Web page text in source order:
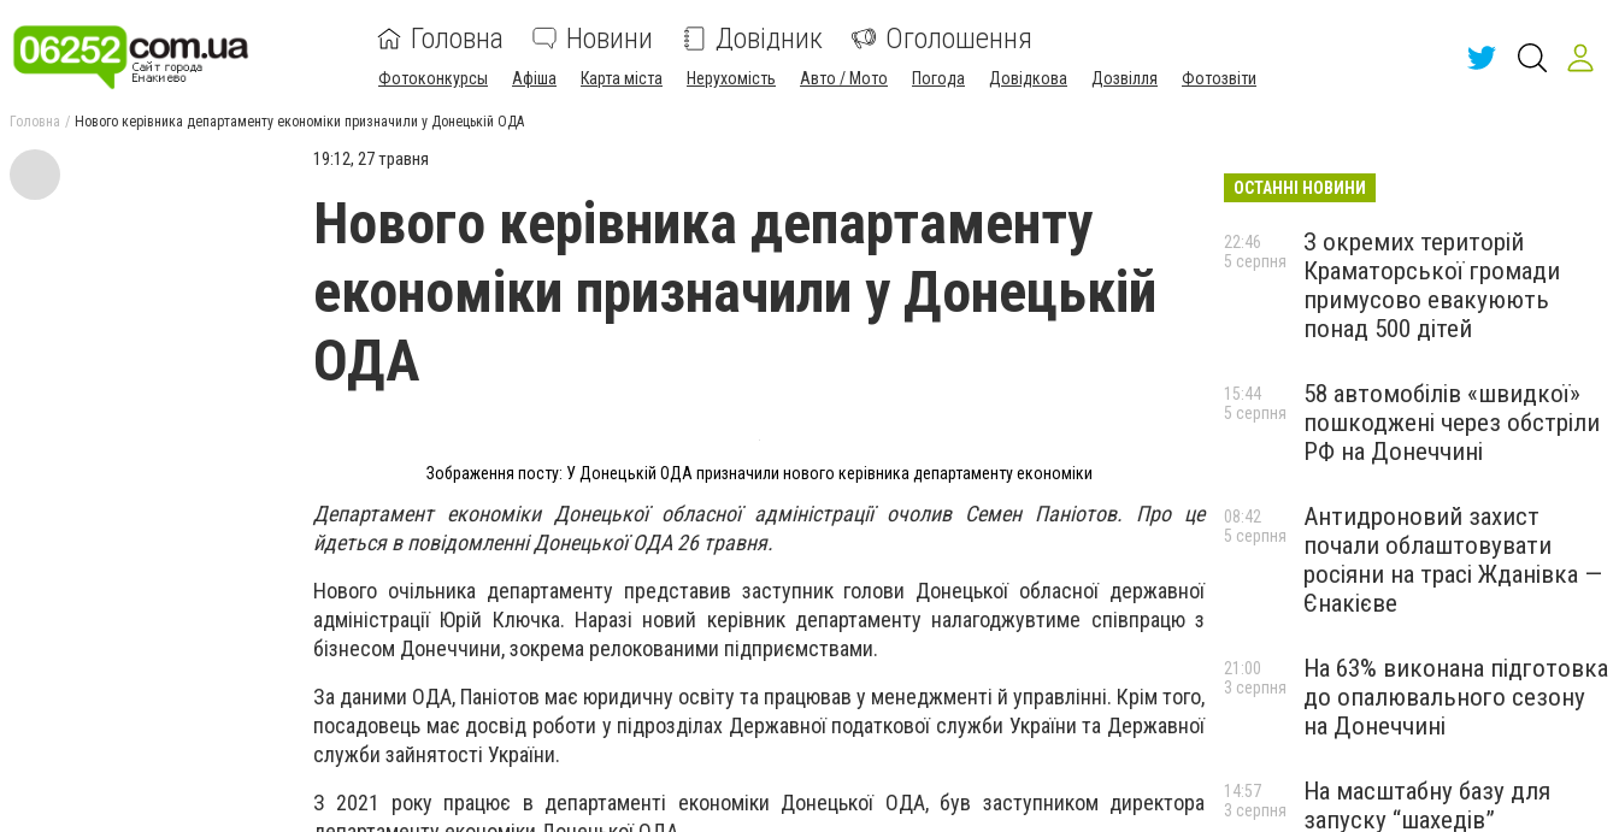
Головна Новини Довідник Оголошення
Фотоконкурсы Афіша Карта міста Нерухомість Авто / Мото Погода Довідкова Дозвілля Фотозвіти
Головна Нового керівника департаменту економіки призначили у Донецькій ОДА
19:12, 27 травня
Нового керівника департаменту
економіки призначили у Донецькій
ОДА
Зображення посту: У Донецькій ОДА призначили нового керівника департаменту економіки
Департамент економіки Донецької обласної адміністрації очолив Семен Паніотов. Про це
йдеться в повідомленні Донецької ОДА 26 травня.
Нового очільника департаменту представив заступник голови Донецької обласної державної
адміністрації Юрій Ключка. Наразі новий керівник департаменту налагоджувтиме співпрацю з
бізнесом Донеччини, зокрема релокованими підприємствами.
За даними ОДА, Паніотов має юридичну освіту та працював у менеджменті й управлінні. Крім того,
посадовець має досвід роботи у підрозділах Державної податкової служби України та Державної
служби зайнятості України.
З 2021 року працює в департаменті економіки Донецької ОДА, був заступником директора
ОСТАННІ НОВИНИ
З окремих територій
Краматорської громади
примусово евакуюють
понад 500 дітей
22:46
5 серпня
58 автомобілів «швидкої»
пошкоджені через обстріли
РФ на Донеччині
15:44
5 серпня
Антидроновий захист
почали облаштовувати
росіяни на трасі Жданівка —
Єнакієве
08:42
5 серпня
На 63% виконана підготовка
до опалювального сезону
на Донеччині
21:00
3 серпня
На масштабну базу для
запуску “шахедів”
14:57
3 серпня